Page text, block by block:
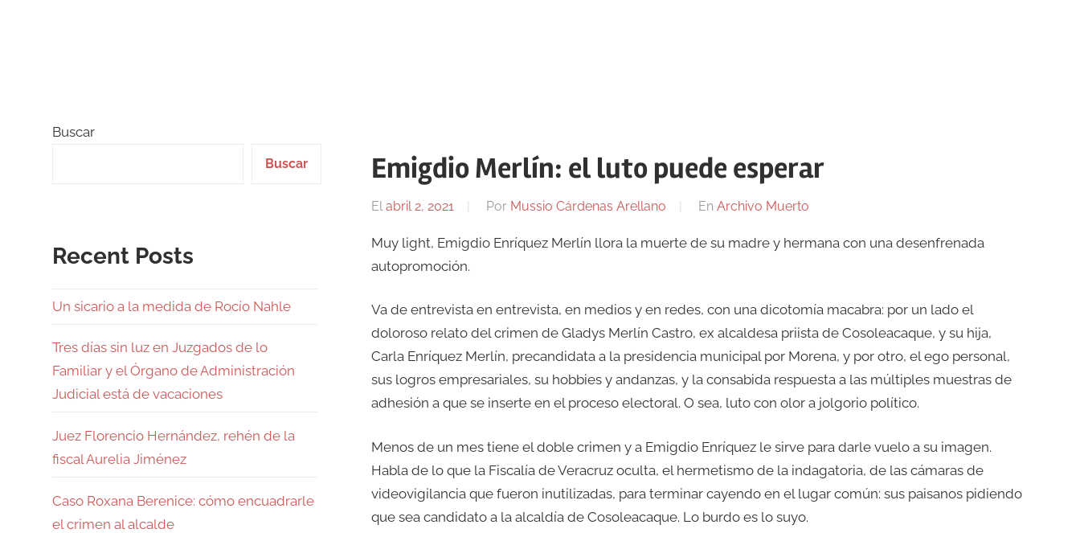
Emigdio Merlín: el luto puede esperar
El abril 2, 2021 Por Mussio Cárdenas Arellano En Archivo Muerto
Muy light, Emigdio Enríquez Merlín llora la muerte de su madre y hermana con una desenfrenada
autopromoción.
Va de entrevista en entrevista, en medios y en redes, con una dicotomía macabra: por un lado el
doloroso relato del crimen de Gladys Merlín Castro, ex alcaldesa priista de Cosoleacaque, y su hija,
Carla Enríquez Merlín, precandidata a la presidencia municipal por Morena, y por otro, el ego personal,
sus logros empresariales, su hobbies y andanzas, y la consabida respuesta a las múltiples muestras de
adhesión a que se inserte en el proceso electoral. O sea, luto con olor a jolgorio político.
Menos de un mes tiene el doble crimen y a Emigdio Enríquez le sirve para darle vuelo a su imagen.
Habla de lo que la Fiscalía de Veracruz oculta, el hermetismo de la indagatoria, de las cámaras de
videovigilancia que fueron inutilizadas, para terminar cayendo en el lugar común: sus paisanos pidiendo
que sea candidato a la alcaldía de Cosoleacaque. Lo burdo es lo suyo.
Buscar
Buscar
Recent Posts
Un sicario a la medida de Rocío Nahle
Tres días sin luz en Juzgados de lo
Familiar y el Órgano de Administración
Judicial está de vacaciones
Juez Florencio Hernández, rehén de la
fiscal Aurelia Jiménez
Caso Roxana Berenice: cómo encuadrarle
el crimen al alcalde